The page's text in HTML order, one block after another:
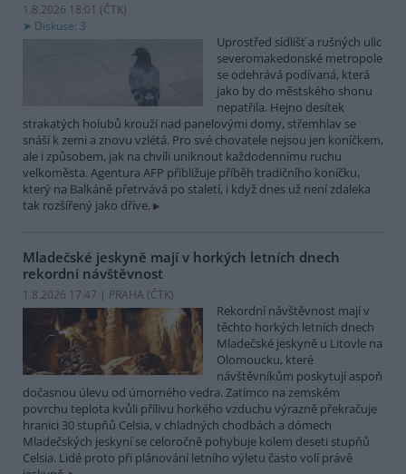
1.8.2026 18:01 (ČTK)
Diskuse: 3
Uprostřed sídlišť a rušných ulic
severomakedonské metropole
se odehrává podívaná, která
jako by do městského shonu
nepatřila. Hejno desítek
strakatých holubů krouží nad panelovými domy, střemhlav se
snáší k zemi a znovu vzlétá. Pro své chovatele nejsou jen koníčkem,
ale i způsobem, jak na chvíli uniknout každodennímu ruchu
velkoměsta. Agentura AFP přibližuje příběh tradičního koníčku,
který na Balkáně přetrvává po staletí, i když dnes už není zdaleka
tak rozšířený jako dříve.
Mladečské jeskyně mají v horkých letních dnech
rekordní návštěvnost
1.8.2026 17:47 | PRAHA (ČTK)
Rekordní návštěvnost mají v
těchto horkých letních dnech
Mladečské jeskyně u Litovle na
Olomoucku, které
návštěvníkům poskytují aspoň
dočasnou úlevu od úmorného vedra. Zatímco na zemském
povrchu teplota kvůli přílivu horkého vzduchu výrazně překračuje
hranici 30 stupňů Celsia, v chladných chodbách a dómech
Mladečských jeskyní se celoročně pohybuje kolem deseti stupňů
Celsia. Lidé proto při plánování letního výletu často volí právě